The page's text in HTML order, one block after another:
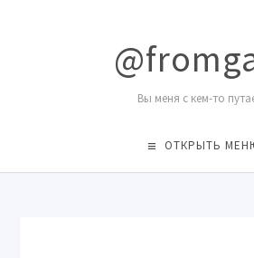
Вы меня с кем-то
ОТКРЫТЬ